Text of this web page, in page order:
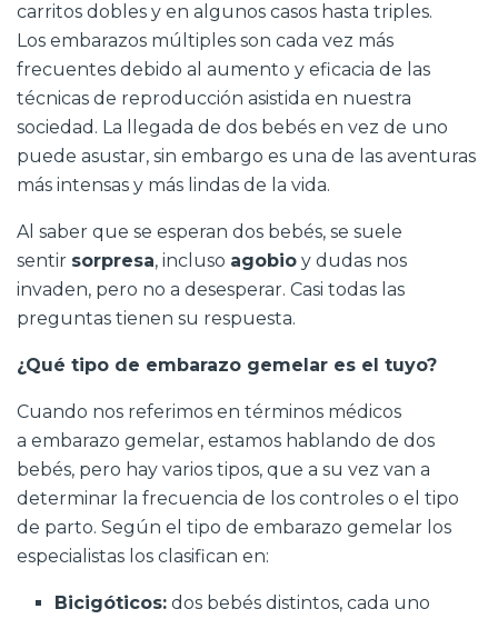
carritos dobles y en algunos casos hasta triples.
Los embarazos múltiples son cada vez más
frecuentes debido al aumento y eficacia de las
técnicas de reproducción asistida en nuestra
sociedad. La llegada de dos bebés en vez de uno
puede asustar, sin embargo es una de las aventuras
más intensas y más lindas de la vida.
Al saber que se esperan dos bebés, se suele
sentir sorpresa, incluso agobio y dudas nos
invaden, pero no a desesperar. Casi todas las
preguntas tienen su respuesta.
¿Qué tipo de embarazo gemelar es el tuyo?
Cuando nos referimos en términos médicos
a embarazo gemelar, estamos hablando de dos
bebés, pero hay varios tipos, que a su vez van a
determinar la frecuencia de los controles o el tipo
de parto. Según el tipo de embarazo gemelar los
especialistas los clasifican en:
Bicigóticos: dos bebés distintos, cada uno